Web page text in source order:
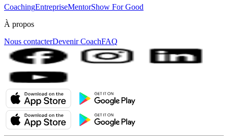
CoachingEntrepriseMentorShow For Good
À propos
Nous contacterDevenir CoachFAQ